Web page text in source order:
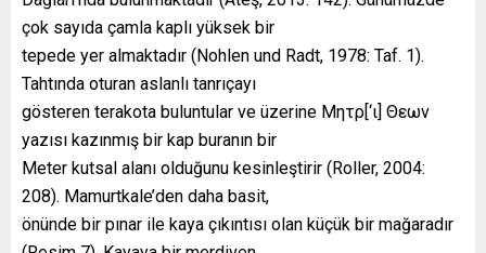
çok sayıda çamla kaplı yüksek bir
tepede yer almaktadır (Nohlen und Radt, 1978: Taf. 1).
Tahtında oturan aslanlı tanrıçayı
gösteren terakota buluntular ve üzerine Μητρ[‘ι] Θεων
yazısı kazınmış bir kap buranın bir
Meter kutsal alanı olduğunu kesinleştirir (Roller, 2004:
208). Mamurtkale’den daha basit,
önünde bir pınar ile kaya çıkıntısı olan küçük bir mağaradır